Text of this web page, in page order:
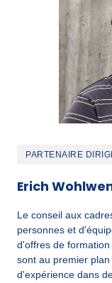
PARTENAIRE
Erich
Le conseil aux
personnes et
d'offres de
sont au premier
d'expérience dans